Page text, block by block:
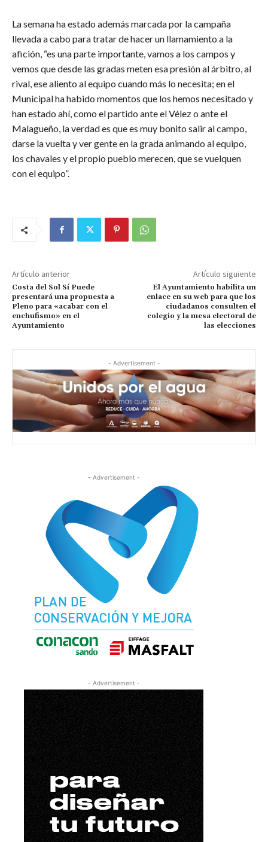
La semana ha estado además marcada por la campaña
llevada a cabo para tratar de hacer un llamamiento a la
afición, “es una parte importante, vamos a los campos y
vemos que desde las gradas meten esa presión al árbitro, al
rival, ese aliento al equipo cuando más lo necesita; en el
Municipal ha habido momentos que los hemos necesitado y
han estado ahí, como el partido ante el Vélez o ante el
Malagueño, la verdad es que es muy bonito salir al campo,
darse la vuelta y ver gente en la grada animando al equipo,
los chavales y el propio pueblo merecen, que se vuelquen
con el equipo”.
Artículo anterior
Costa del Sol Sí Puede
presentará una propuesta a
Pleno para «acabar con el
enchufismo» en el
Ayuntamiento
Artículo siguiente
El Ayuntamiento habilita un
enlace en su web para que los
ciudadanos consulten el
colegio y la mesa electoral de
las elecciones
- Advertisement -
- Advertisement -
- Advertisement -